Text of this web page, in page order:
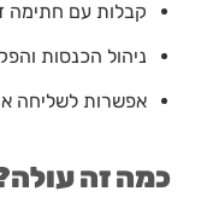
קבלות עם חתימה
ניהול הכנסות
אפשרות לשליחה
כמה זה